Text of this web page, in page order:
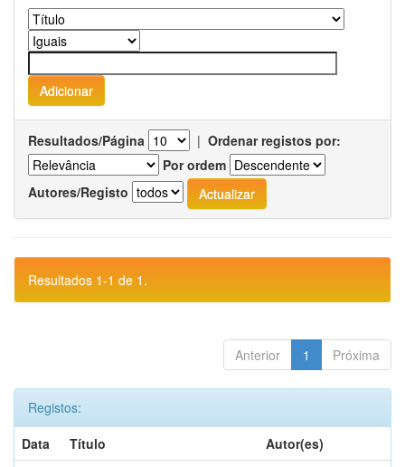
Resultados/Página | Ordenar registos por:
Por ordem
Autores/Registo
Resultados 1-1 de 1.
Anterior 1 Próxima
Registos:
Data
Título
Autor(es)